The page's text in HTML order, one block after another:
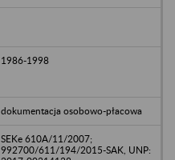
1986-1998
dokumentacja osobowo-płacowa
SEKe 610A/11/2007;
992700/611/194/2015-SAK, UNP: